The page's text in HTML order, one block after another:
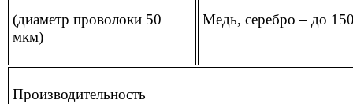
(диаметр проволоки 50
мкм)
Медь, серебро – до
Производительность